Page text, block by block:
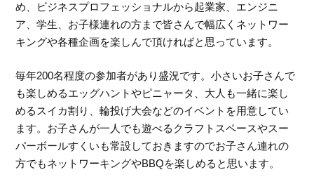
め、ビジネスプロフェッショナルから起業家、エンジニ
ア、学生、お子様連れの方まで皆さんで幅広くネットワー
キングや各種企画を楽しんで頂ければと思っています。
毎年200名程度の参加者があり盛況です。小さいお子さんで
も楽しめるエッグハントやピニャータ、大人も一緒に楽し
めるスイカ割り、輪投げ大会などのイベントを用意してい
ます。お子さんが一人でも遊べるクラフトスペースやスー
パーボールすくいも常設しておきますのでお子さん連れの
方でもネットワーキングやBBQを楽しめると思います。